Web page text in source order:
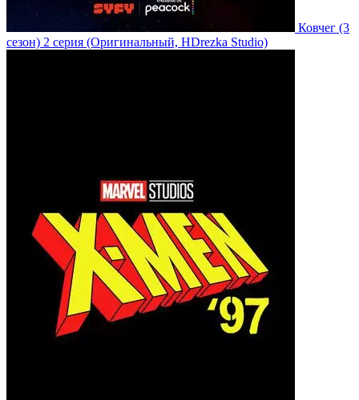
Ковчег (3
сезон) 2 серия (Оригинальный, HDrezka Studio)